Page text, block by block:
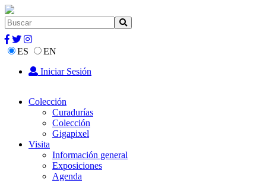
ES
EN
Iniciar Sesión
Colección
Curadurías
Colección
Gigapixel
Visita
Información general
Exposiciones
Agenda